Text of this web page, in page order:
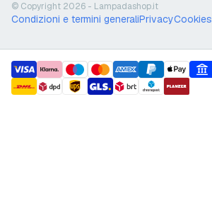
© Copyright 2026 - Lampadashop.it
Condizioni e termini generaliPrivacyCookies
payment methods
shipment methods